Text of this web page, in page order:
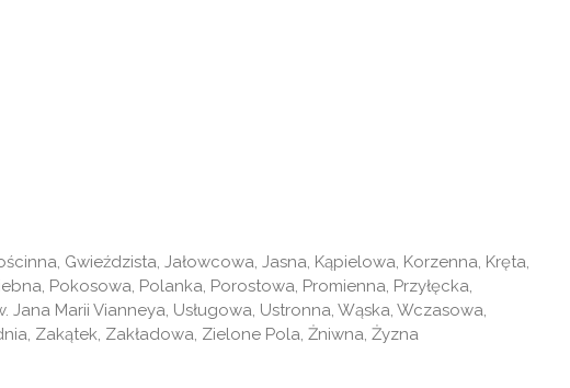
Gwieździsta, Jałowcowa, Jasna, Kąpielowa, Korzenna, Kręta,
Pokosowa, Polanka, Porostowa, Promienna, Przyłęcka,
Marii Vianneya, Usługowa, Ustronna, Wąska, Wczasowa,
Zakątek, Zakładowa, Zielone Pola, Żniwna, Żyzna